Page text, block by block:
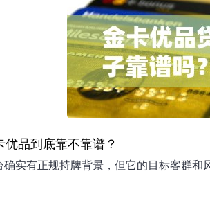
品到底靠不靠谱？
实有正规持牌背景，但它的目标客群